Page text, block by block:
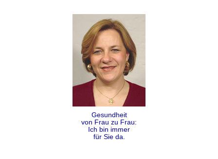
Gesundheit
von Frau zu Frau:
Ich bin immer
für Sie da.